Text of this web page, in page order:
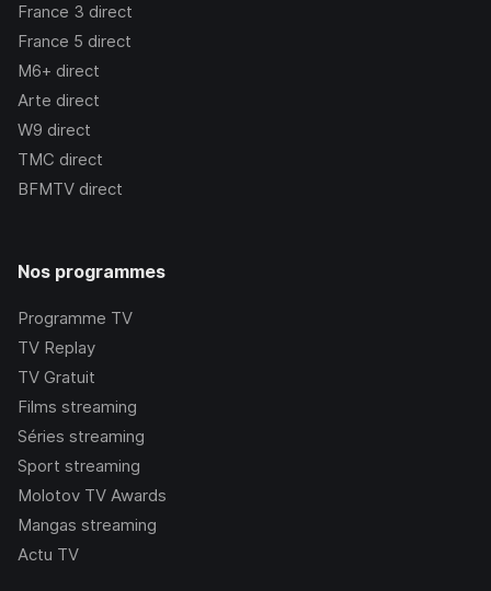
France 3 direct
France 5 direct
M6+ direct
Arte direct
W9 direct
TMC direct
BFMTV direct
Nos programmes
Programme TV
TV Replay
TV Gratuit
Films streaming
Séries streaming
Sport streaming
Molotov TV Awards
Mangas streaming
Actu TV